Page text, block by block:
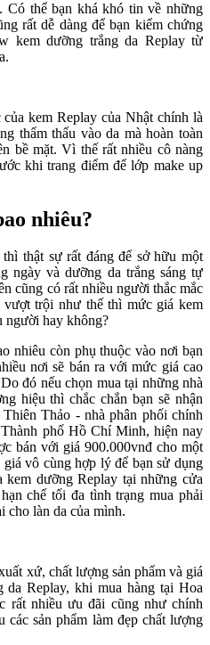
Có thể bạn khá khó tin về những
rất dễ dàng để bạn kiểm chứng
kem dưỡng trắng da Replay từ
kem Replay của Nhật chính là
thẩm thấu vào da mà hoàn toàn
bề mặt. Vì thế rất nhiều cô nàng
khi trang điểm để lớp make up
nhiêu?
thật sự rất đáng để sở hữu một
ngày và dưỡng da trắng sáng tự
cũng có rất nhiều người thắc mắc
trội như thế thì mức giá kem
người hay không?
nhiêu còn phụ thuộc vào nơi bạn
nơi sẽ bán ra với mức giá cao
đó nếu chọn mua tại những nhà
hiệu thì chắc chắn bạn sẽ nhận
Thảo - nhà phân phối chính
phố Hồ Chí Minh, hiện nay
bán với giá 900.000vnđ cho một
vô cùng hợp lý để bạn sử dụng
dưỡng Replay tại những cửa
chế tối đa tình trạng mua phải
cho làn da của mình.
xứ, chất lượng sản phẩm và giá
da Replay, khi mua hàng tại Hoa
rất nhiều ưu đãi cũng như chính
các sản phẩm làm đẹp chất lượng